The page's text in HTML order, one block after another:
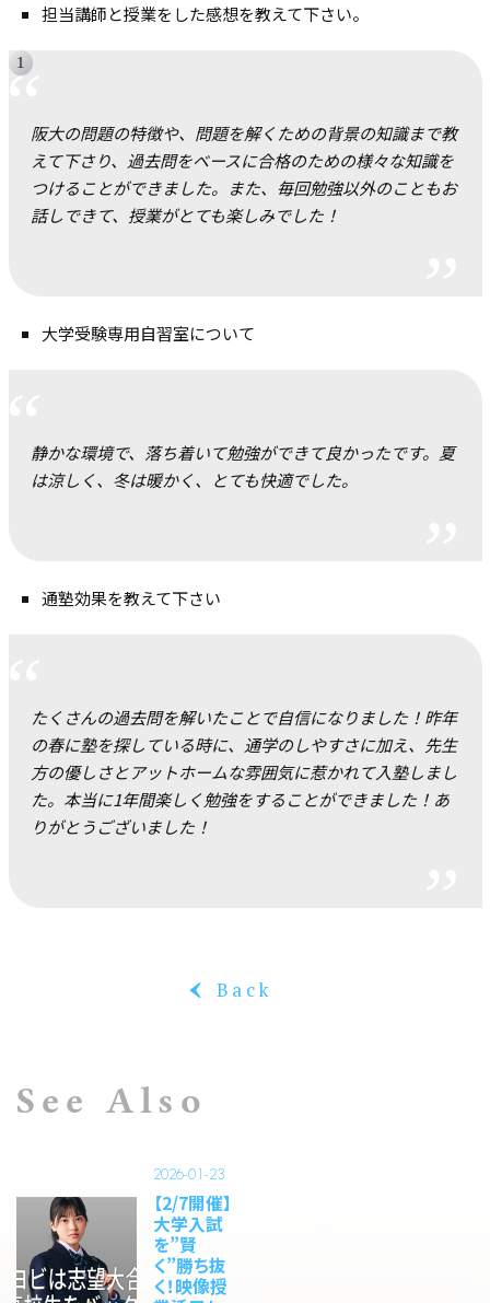
担当講師と授業をした感想を教えて下さい。
阪大の問題の特徴や、問題を解くための背景の知識まで教
えて下さり、過去問をベースに合格のための様々な知識を
つけることができました。また、毎回勉強以外のこともお
話しできて、授業がとても楽しみでした！
大学受験専用自習室について
静かな環境で、落ち着いて勉強ができて良かったです。夏
は涼しく、冬は暖かく、とても快適でした。
通塾効果を教えて下さい
たくさんの過去問を解いたことで自信になりました！昨年
の春に塾を探している時に、通学のしやすさに加え、先生
方の優しさとアットホームな雰囲気に惹かれて入塾しまし
た。本当に1年間楽しく勉強をすることができました！あ
りがとうございました！
‹ Back
See Also
2026-01-23
【2/7開催】
大学入試
を”賢
く”勝ち抜
く！映像授